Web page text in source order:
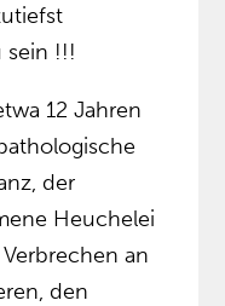
sein !!!
12 Jahren
der
Heuchelei
an
den